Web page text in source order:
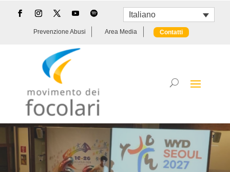
Italiano
Prevenzione Abusi Area Media Contatti